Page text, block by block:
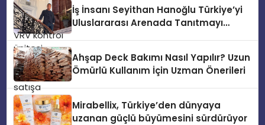
İş İnsanı Seyithan Hanoğlu Türkiye’yi
Uluslararası Arenada Tanıtmayı
Ahşap Deck Bakımı Nasıl Yapılır? Uzun
Ömürlü Kullanım İçin Uzman Önerileri
Mirabellix, Türkiye’den dünyaya
uzanan güçlü büyümesini sürdürüyor